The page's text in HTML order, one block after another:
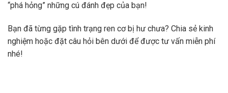
“phá hỏng” những cú đánh đẹp của bạn!
Bạn đã từng gặp tình trạng ren cơ bị hư chưa? Chia sẻ kinh
nghiệm hoặc đặt câu hỏi bên dưới để được tư vấn miễn phí
nhé!